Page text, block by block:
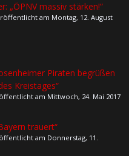
„ÖPNV massiv stärken!“
am Montag, 12. August
Piraten begrüßen
Kreistages“
am Mittwoch, 24. Mai 2017
trauert“
am Donnerstag, 11.